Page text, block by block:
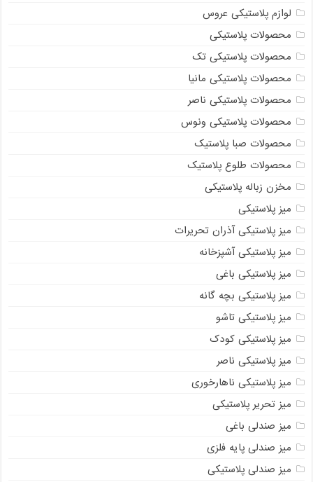
لوازم پلاستیکی عروس
محصولات پلاستیکی
محصولات پلاستیکی تک
محصولات پلاستیکی مانیا
محصولات پلاستیکی ناصر
محصولات پلاستیکی ونوس
محصولات صبا پلاستیک
محصولات طلوع پلاستیک
مخزن زباله پلاستیکی
میز پلاستیکی
میز پلاستیکی آذران تحریرات
میز پلاستیکی آشپزخانه
میز پلاستیکی باغی
میز پلاستیکی بچه گانه
میز پلاستیکی تاشو
میز پلاستیکی کودک
میز پلاستیکی ناصر
میز پلاستیکی ناهارخوری
میز تحریر پلاستیکی
میز صندلی باغی
میز صندلی پایه فلزی
میز صندلی پلاستیکی